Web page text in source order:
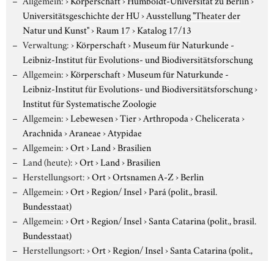
Universitätsgeschichte der HU›Ausstellung "Theater der
Natur und Kunst"›Raum 17›Katalog 17/13
Verwaltung:›Körperschaft›Museum für Naturkunde -
Leibniz-Institut für Evolutions- und Biodiversitätsforschung
Allgemein:›Körperschaft›Museum für Naturkunde -
Leibniz-Institut für Evolutions- und Biodiversitätsforschung›
Institut für Systematische Zoologie
Allgemein:›Lebewesen›Tier›Arthropoda›Chelicerata›
Arachnida›Araneae›Atypidae
Allgemein:›Ort›Land›Brasilien
Land (heute):›Ort›Land›Brasilien
Herstellungsort:›Ort›Ortsnamen A-Z›Berlin
Allgemein:›Ort›Region/ Insel›Pará (polit., brasil.
Bundesstaat)
Allgemein:›Ort›Region/ Insel›Santa Catarina (polit., brasil.
Bundesstaat)
Herstellungsort:›Ort›Region/ Insel›Santa Catarina (polit.,